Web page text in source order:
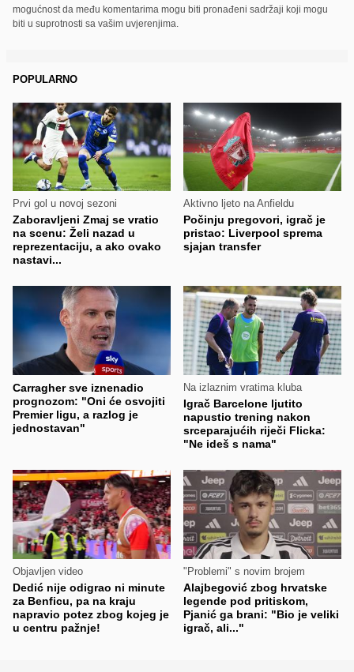
mogućnost da među komentarima mogu biti pronađeni sadržaji koji mogu
biti u suprotnosti sa vašim uvjerenjima.
POPULARNO
Prvi gol u novoj sezoni
Zaboravljeni Zmaj se vratio
na scenu: Želi nazad u
reprezentaciju, a ako ovako
nastavi...
Aktivno ljeto na Anfieldu
Počinju pregovori, igrač je
pristao: Liverpool sprema
sjajan transfer
Carragher sve iznenadio
prognozom: "Oni će osvojiti
Premier ligu, a razlog je
jednostavan"
Na izlaznim vratima kluba
Igrač Barcelone ljutito
napustio trening nakon
srceparajućih riječi Flicka:
"Ne ideš s nama"
Objavljen video
Dedić nije odigrao ni minute
za Benficu, pa na kraju
napravio potez zbog kojeg je
u centru pažnje!
"Problemi" s novim brojem
Alajbegović zbog hrvatske
legende pod pritiskom,
Pjanić ga brani: "Bio je veliki
igrač, ali..."